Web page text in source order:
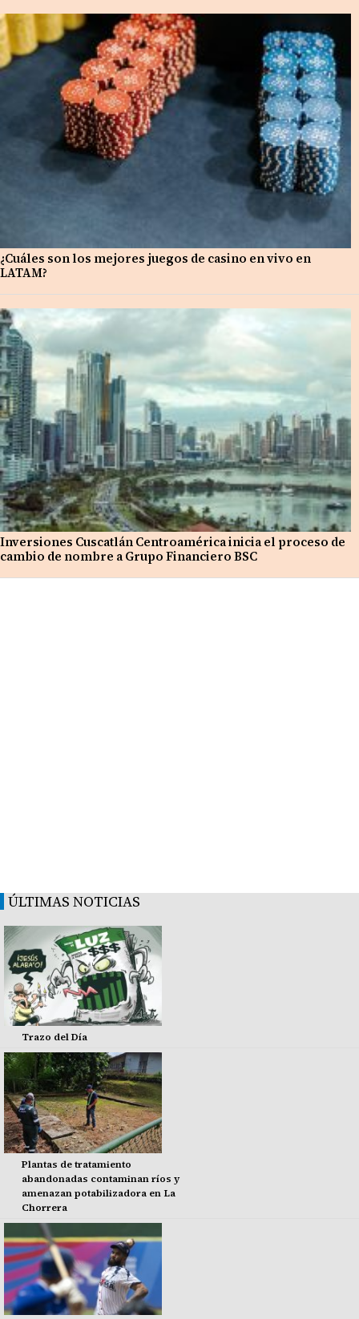
¿Cuáles son los mejores juegos de casino en vivo en
LATAM?
Inversiones Cuscatlán Centroamérica inicia el proceso de
cambio de nombre a Grupo Financiero BSC
ÚLTIMAS NOTICIAS
Trazo del Día
Plantas de tratamiento
abandonadas contaminan ríos y
amenazan potabilizadora en La
Chorrera